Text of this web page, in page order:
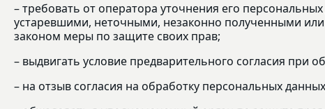
– требовать от оператора уточнения его
устаревшими, неточными, незаконно полученными
законом меры по защите своих прав;
– выдвигать условие предварительного согласия при
– на отзыв согласия на обработку персональных